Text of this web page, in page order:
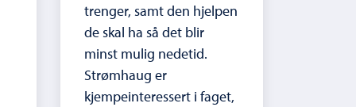
trenger, samt den hjelpen
de skal ha så det blir
minst mulig nedetid.
Strømhaug er
kjempeinteressert i faget,